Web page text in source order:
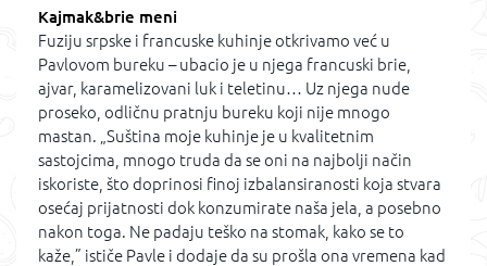
Kajmak&brie meni
Fuziju srpske i francuske kuhinje otkrivamo već u
Pavlovom bureku – ubacio je u njega francuski brie,
ajvar, karamelizovani luk i teletinu… Uz njega nude
proseko, odličnu pratnju bureku koji nije mnogo
mastan. „Suština moje kuhinje je u kvalitetnim
sastojcima, mnogo truda da se oni na najbolji način
iskoriste, što doprinosi finoj izbalansiranosti koja stvara
osećaj prijatnosti dok konzumirate naša jela, a posebno
nakon toga. Ne padaju teško na stomak, kako se to
kaže,” ističe Pavle i dodaje da su prošla ona vremena kad